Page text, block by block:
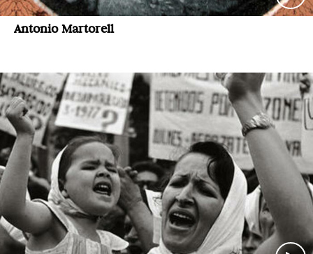
Antonio Martorell